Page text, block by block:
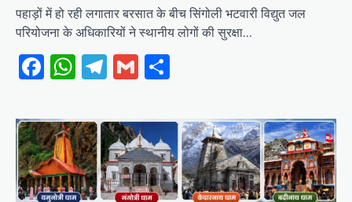
पहाड़ों में हो रही लगातार बरसात के बीच सिंगोली भटवारी विद्युत जल
परियोजना के अधिकारियों ने स्थानीय लोगों की सुरक्षा…
Facebook
WhatsApp
Telegram
Gmail